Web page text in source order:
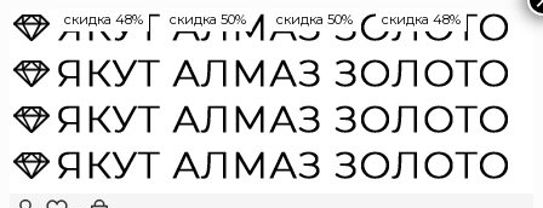
скидка 48% скидка 50% скидка 50% скидка 48%